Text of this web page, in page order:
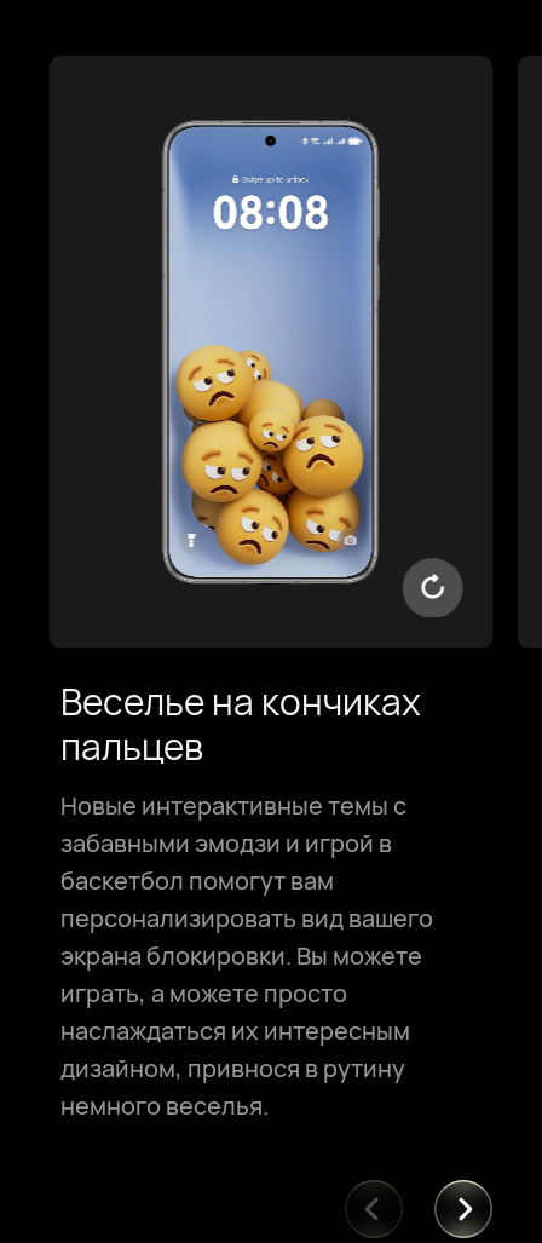
Веселье на кончиках
пальцев
Новые интерактивные темы с
забавными эмодзи и игрой в
баскетбол помогут вам
персонализировать вид вашего
экрана блокировки. Вы можете
играть, а можете просто
наслаждаться их интересным
дизайном, привнося в рутину
немного веселья.